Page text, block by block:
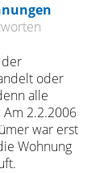
der
oder
alle
Am 2.2.2006
war erst
Wohnung